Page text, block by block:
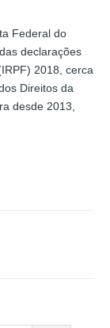
Federal do
declarações
2018, cerca
Direitos da
desde 2013,